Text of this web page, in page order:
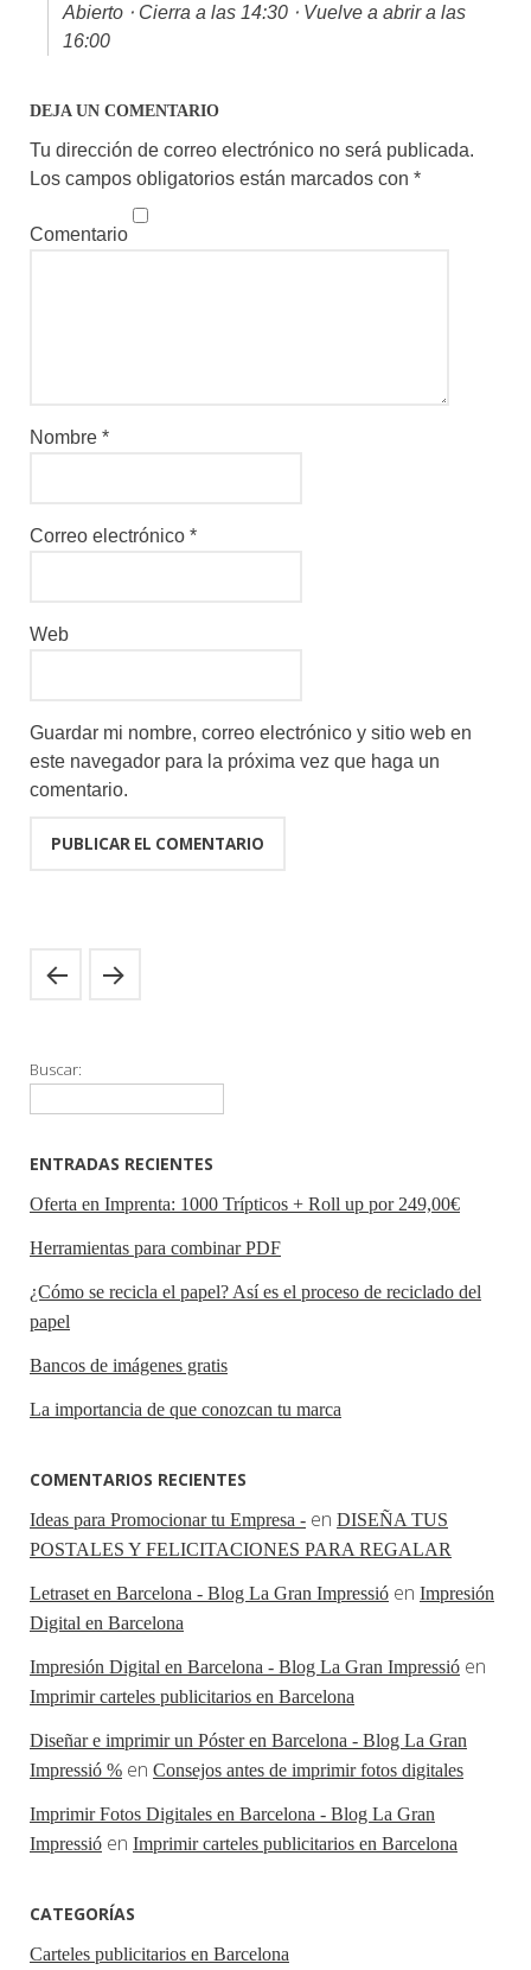
Abierto ⋅ Cierra a las 14:30 ⋅ Vuelve a abrir a las
16:00
DEJA UN COMENTARIO
Tu dirección de correo electrónico no será publicada.
Los campos obligatorios están marcados con *
Comentario
Nombre *
Correo electrónico *
Web
Guardar mi nombre, correo electrónico y sitio web en
este navegador para la próxima vez que haga un
comentario.
Buscar:
ENTRADAS RECIENTES
Oferta en Imprenta: 1000 Trípticos + Roll up por 249,00€
Herramientas para combinar PDF
¿Cómo se recicla el papel? Así es el proceso de reciclado del
papel
Bancos de imágenes gratis
La importancia de que conozcan tu marca
COMENTARIOS RECIENTES
Ideas para Promocionar tu Empresa - en DISEÑA TUS
POSTALES Y FELICITACIONES PARA REGALAR
Letraset en Barcelona - Blog La Gran Impressió en Impresión
Digital en Barcelona
Impresión Digital en Barcelona - Blog La Gran Impressió en
Imprimir carteles publicitarios en Barcelona
Diseñar e imprimir un Póster en Barcelona - Blog La Gran
Impressió % en Consejos antes de imprimir fotos digitales
Imprimir Fotos Digitales en Barcelona - Blog La Gran
Impressió en Imprimir carteles publicitarios en Barcelona
CATEGORÍAS
Carteles publicitarios en Barcelona